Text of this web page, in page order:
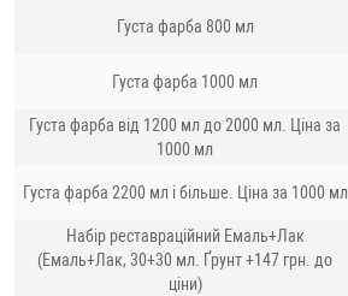
Густа фарба 800 мл
Густа фарба 1000 мл
Густа фарба від 1200 мл до 2000 мл. Ціна за
1000 мл
Густа фарба 2200 мл і більше. Ціна за 1000 мл
Набір реставраційний Емаль+Лак
(Емаль+Лак, 30+30 мл. Ґрунт +147 грн. до
ціни)